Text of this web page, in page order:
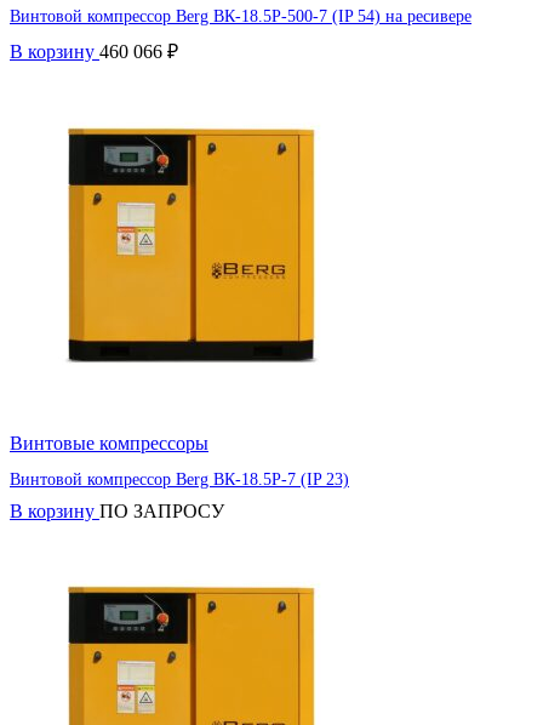
Винтовой компрессор Berg ВК-18.5Р-500-7 (IP 54) на ресивере
В корзину 460 066 ₽
Винтовые компрессоры
Винтовой компрессор Berg ВК-18.5Р-7 (IP 23)
В корзину ПО ЗАПРОСУ